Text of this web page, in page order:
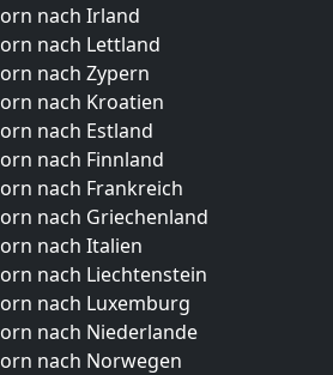
nach Irland
nach Lettland
nach Zypern
nach Kroatien
nach Estland
nach Finnland
nach Frankreich
nach Griechenland
nach Italien
nach Liechtenstein
nach Luxemburg
nach Niederlande
nach Norwegen